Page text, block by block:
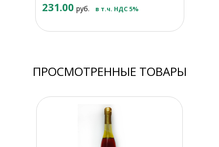
231.00 руб. в т.ч. НДС 5%
ПРОСМОТРЕННЫЕ ТОВАРЫ